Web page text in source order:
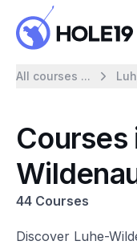
All courses ...
Courses
44 Courses
Discover Luhe-